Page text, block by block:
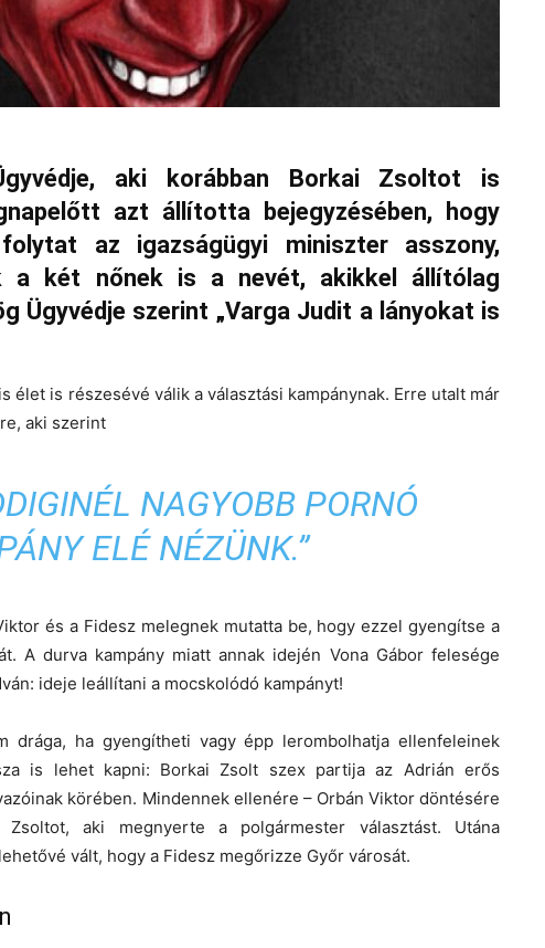
aki korábban Borkai Zsoltot is
azt állította bejegyzésében, hogy
folytat az igazságügyi miniszter asszony,
a két nőnek is a nevét, akikkel állítólag
Ügyvédje szerint „Varga Judit a lányokat is
élet is részesévé válik a választási kampánynak. Erre utalt már
aki szerint
NAGYOBB PORNÓ
ELÉ NÉZÜNK.”
és a Fidesz melegnek mutatta be, hogy ezzel gyengítse a
A durva kampány miatt annak idején Vona Gábor felesége
ideje leállítani a mocskolódó kampányt!
drága, ha gyengítheti vagy épp lerombolhatja ellenfeleinek
is lehet kapni: Borkai Zsolt szex partija az Adrián erős
körében. Mindennek ellenére – Orbán Viktor döntésére
aki megnyerte a polgármester választást. Utána
vált, hogy a Fidesz megőrizze Győr városát.